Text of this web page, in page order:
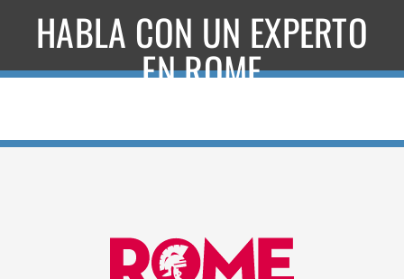
HABLA CON UN EXPERTO
EN ROME